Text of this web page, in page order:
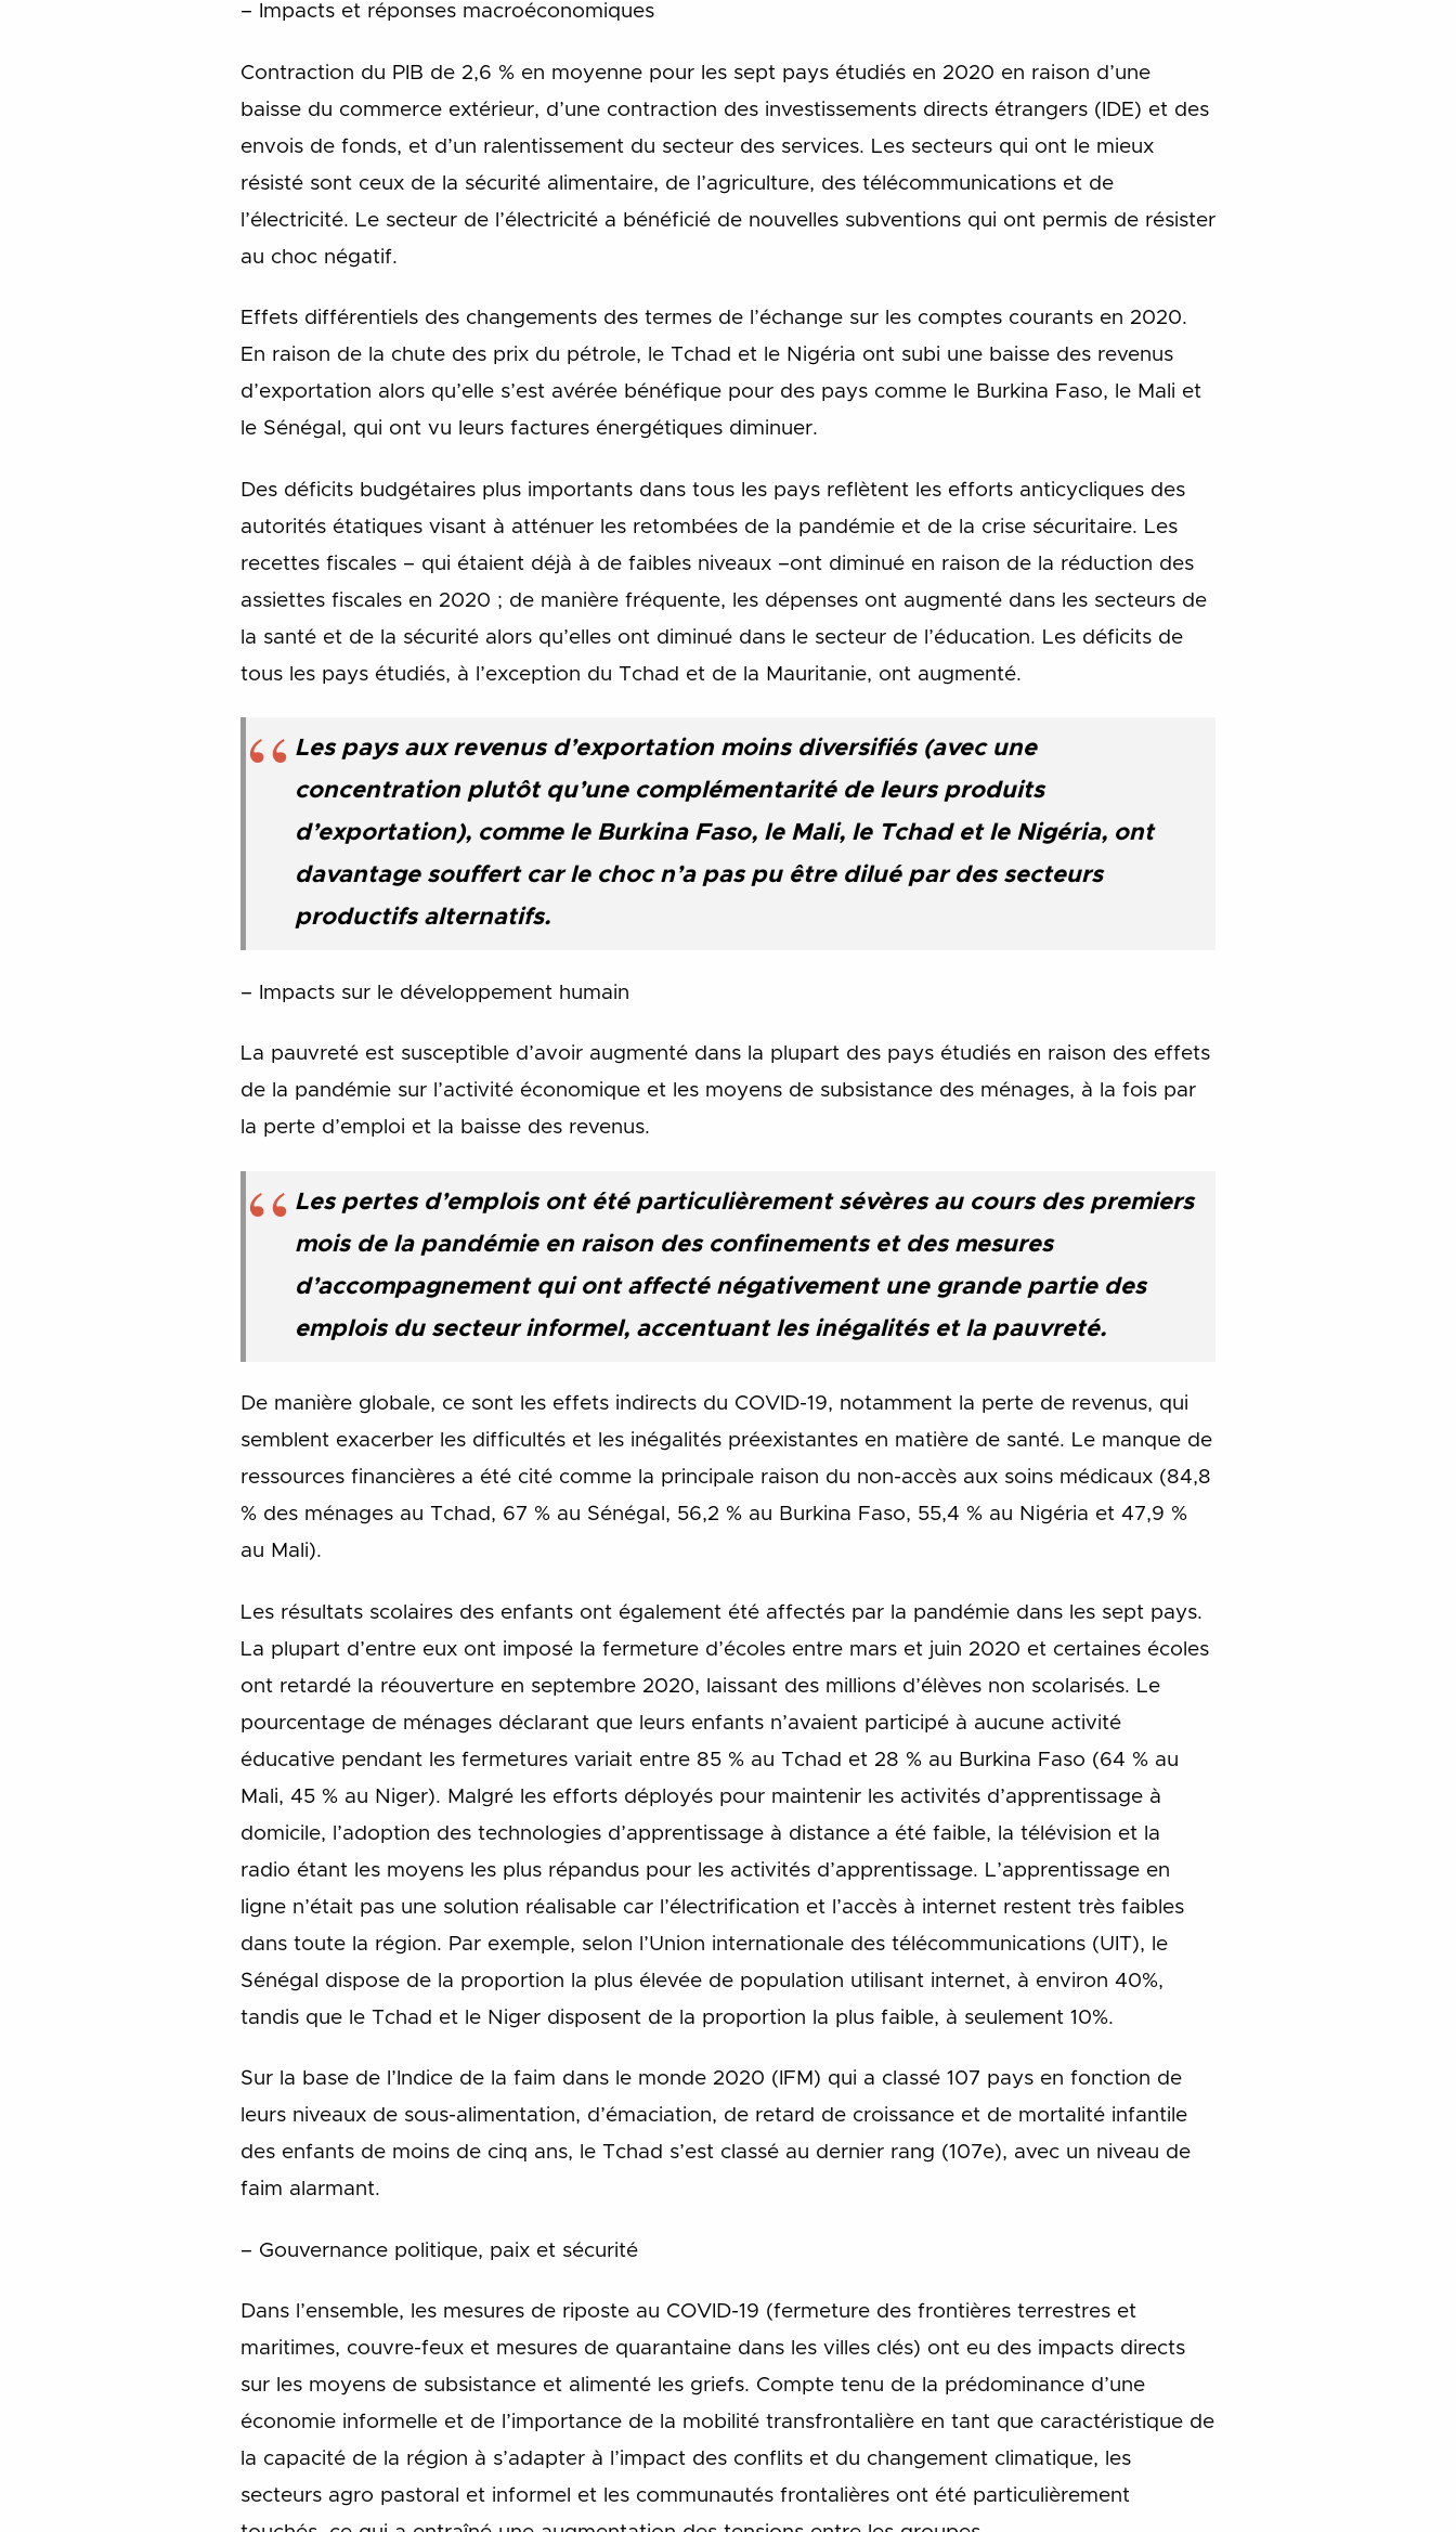
– Impacts et réponses macroéconomiques
Contraction du PIB de 2,6 % en moyenne pour les sept pays étudiés en 2020 en raison d’une
baisse du commerce extérieur, d’une contraction des investissements directs étrangers (IDE) et des
envois de fonds, et d’un ralentissement du secteur des services. Les secteurs qui ont le mieux
résisté sont ceux de la sécurité alimentaire, de l’agriculture, des télécommunications et de
l’électricité. Le secteur de l’électricité a bénéficié de nouvelles subventions qui ont permis de résister
au choc négatif.
Effets différentiels des changements des termes de l’échange sur les comptes courants en 2020.
En raison de la chute des prix du pétrole, le Tchad et le Nigéria ont subi une baisse des revenus
d’exportation alors qu’elle s’est avérée bénéfique pour des pays comme le Burkina Faso, le Mali et
le Sénégal, qui ont vu leurs factures énergétiques diminuer.
Des déficits budgétaires plus importants dans tous les pays reflètent les efforts anticycliques des
autorités étatiques visant à atténuer les retombées de la pandémie et de la crise sécuritaire. Les
recettes fiscales – qui étaient déjà à de faibles niveaux –ont diminué en raison de la réduction des
assiettes fiscales en 2020 ; de manière fréquente, les dépenses ont augmenté dans les secteurs de
la santé et de la sécurité alors qu’elles ont diminué dans le secteur de l’éducation. Les déficits de
tous les pays étudiés, à l’exception du Tchad et de la Mauritanie, ont augmenté.
Les pays aux revenus d’exportation moins diversifiés (avec une
concentration plutôt qu’une complémentarité de leurs produits
d’exportation), comme le Burkina Faso, le Mali, le Tchad et le Nigéria, ont
davantage souffert car le choc n’a pas pu être dilué par des secteurs
productifs alternatifs.
– Impacts sur le développement humain
La pauvreté est susceptible d’avoir augmenté dans la plupart des pays étudiés en raison des effets
de la pandémie sur l’activité économique et les moyens de subsistance des ménages, à la fois par
la perte d’emploi et la baisse des revenus.
Les pertes d’emplois ont été particulièrement sévères au cours des premiers
mois de la pandémie en raison des confinements et des mesures
d’accompagnement qui ont affecté négativement une grande partie des
emplois du secteur informel, accentuant les inégalités et la pauvreté.
De manière globale, ce sont les effets indirects du COVID-19, notamment la perte de revenus, qui
semblent exacerber les difficultés et les inégalités préexistantes en matière de santé. Le manque de
ressources financières a été cité comme la principale raison du non-accès aux soins médicaux (84,8
% des ménages au Tchad, 67 % au Sénégal, 56,2 % au Burkina Faso, 55,4 % au Nigéria et 47,9 %
au Mali).
Les résultats scolaires des enfants ont également été affectés par la pandémie dans les sept pays.
La plupart d’entre eux ont imposé la fermeture d’écoles entre mars et juin 2020 et certaines écoles
ont retardé la réouverture en septembre 2020, laissant des millions d’élèves non scolarisés. Le
pourcentage de ménages déclarant que leurs enfants n’avaient participé à aucune activité
éducative pendant les fermetures variait entre 85 % au Tchad et 28 % au Burkina Faso (64 % au
Mali, 45 % au Niger). Malgré les efforts déployés pour maintenir les activités d’apprentissage à
domicile, l’adoption des technologies d’apprentissage à distance a été faible, la télévision et la
radio étant les moyens les plus répandus pour les activités d’apprentissage. L’apprentissage en
ligne n’était pas une solution réalisable car l’électrification et l’accès à internet restent très faibles
dans toute la région. Par exemple, selon l’Union internationale des télécommunications (UIT), le
Sénégal dispose de la proportion la plus élevée de population utilisant internet, à environ 40%,
tandis que le Tchad et le Niger disposent de la proportion la plus faible, à seulement 10%.
Sur la base de l’Indice de la faim dans le monde 2020 (IFM) qui a classé 107 pays en fonction de
leurs niveaux de sous-alimentation, d’émaciation, de retard de croissance et de mortalité infantile
des enfants de moins de cinq ans,
le Tchad s’est classé au dernier rang (107e), avec un niveau de
faim alarmant.
– Gouvernance politique, paix et sécurité
Dans l’ensemble, les mesures de riposte au COVID-19 (fermeture des frontières terrestres et
maritimes, couvre-feux et mesures de quarantaine dans les villes clés) ont eu des impacts directs
sur les moyens de subsistance et alimenté les griefs. Compte tenu de la prédominance d’une
économie informelle et de l’importance de la mobilité transfrontalière en tant que caractéristique de
la capacité de la région à s’adapter à l’impact des conflits et du changement climatique, les
secteurs agro pastoral et informel et les communautés frontalières ont été particulièrement